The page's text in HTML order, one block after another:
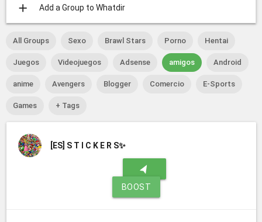
add Add a Group to Whatdir
All Groups Sexo Brawl Stars Porno Hentai
Juegos Videojuegos Adsense amigos Android
anime Avengers Blogger Comercio E-Sports
Games + Tags
[ES] S T I C K E R S✨
navigation
BOOST